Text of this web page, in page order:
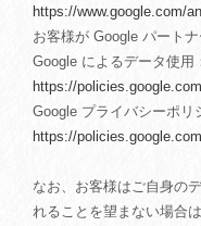
https://www.google.com/
お客様が Google パート
Google によるデータ使用
https://
Google プライバシーポリ
https://
なお、お客様はご自身の
れることを望まない場合